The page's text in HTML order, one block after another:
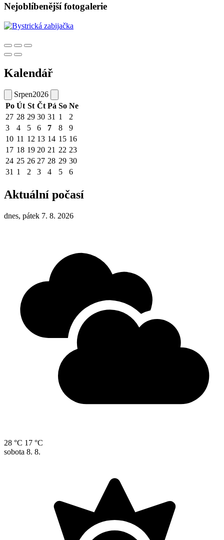
Nejoblíbenější fotogalerie
Kalendář
Srpen2026
Po Út St Čt Pá So Ne
27 28 29 30 31 1
2
3
4 5 6 7 8
9
10 11 12 13 14 15 16
17 18 19 20 21 22 23
24 25 26 27 28 29 30
31 1 2 3 4 5 6
Aktuální počasí
dnes, pátek 7. 8. 2026
28 °C 17 °C
sobota 8. 8.